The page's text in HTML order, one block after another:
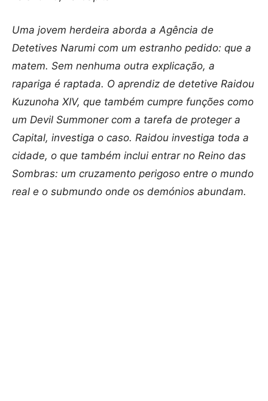
Uma jovem herdeira aborda a Agência de
Detetives Narumi com um estranho pedido: que a
matem. Sem nenhuma outra explicação, a
rapariga é raptada. O aprendiz de detetive Raidou
Kuzunoha XIV, que também cumpre funções como
um Devil Summoner com a tarefa de proteger a
Capital, investiga o caso. Raidou investiga toda a
cidade, o que também inclui entrar no Reino das
Sombras: um cruzamento perigoso entre o mundo
real e o submundo onde os demónios abundam.